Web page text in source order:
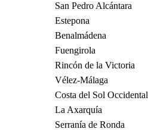
San Pedro Alcántara
Estepona
Benalmádena
Fuengirola
Rincón de la Victoria
Vélez-Málaga
Costa del Sol Occidental
La Axarquía
Serranía de Ronda